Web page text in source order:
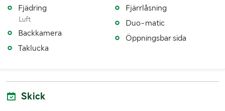
Senaste godkända besiktning
20260531
Årsskatt betald t o m 20260630
Vägavgift (kr/år)
Fjädring
Luft
Backkamera
Taklucka
Fjärrlåsning
Duo-matic
Öppningsbar sida
Skick